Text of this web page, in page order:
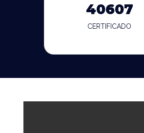
40607
CERTIFICADO